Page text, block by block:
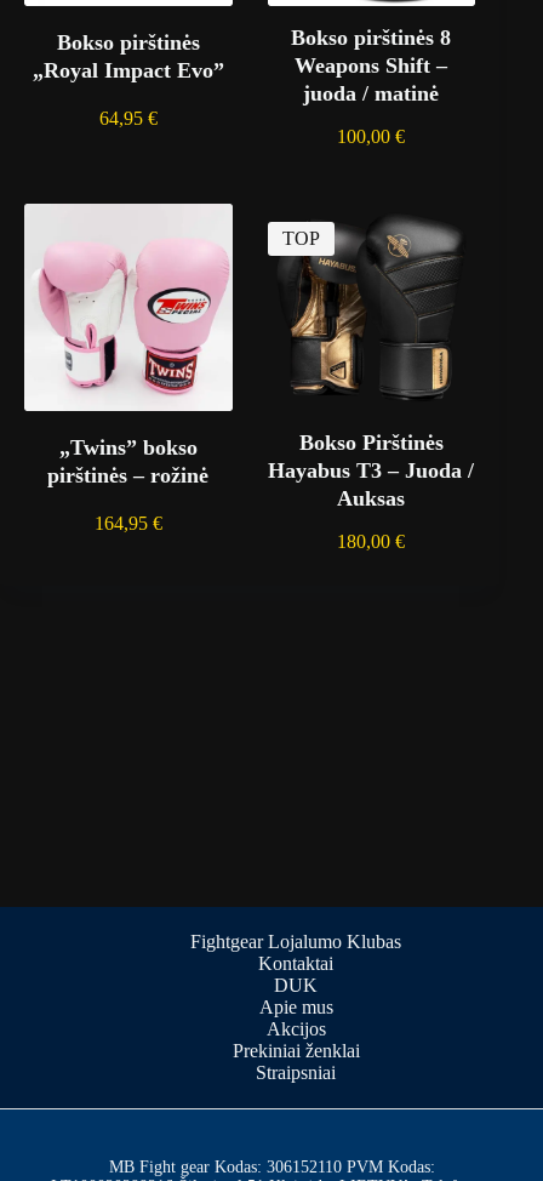
Bokso pirštinės
„Royal Impact Evo”
64,95 €
Bokso pirštinės 8
Weapons Shift –
juoda / matinė
100,00€
„Twins” bokso
pirštinės – rožinė
164,95 €
TOP
Bokso Pirštinės
Hayabus T3 – Juoda /
Auksas
180,00€
Fightgear Lojalumo Klubas
Kontaktai
DUK
Apie mus
Akcijos
Prekiniai ženklai
Straipsniai
MB Fight gear Kodas: 306152110 PVM Kodas: